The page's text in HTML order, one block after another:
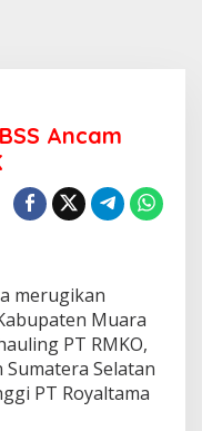
Ancam
merugikan
Muara
PT RMKO,
Selatan
PT Royaltama